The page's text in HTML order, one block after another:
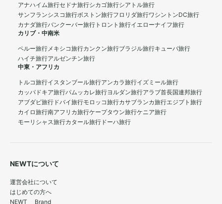
アナハイム旅行セドナ旅行シカゴ旅行シアトル旅行
サンフランシスコ旅行ボストン旅行フロリダ旅行ワシントンDC旅行
カナダ旅行バンクーバー旅行 トロント旅行イエローナイフ旅行
カリブ・中南米
ペルー旅行メキシコ旅行カンクン旅行ブラジル旅行キューバ旅行
ハイチ旅行アルゼンチン旅行
中東・アフリカ
トルコ旅行イスタンブール旅行アンカラ旅行イズミール旅行
カッパドキア旅行パムッカレ旅行ヨルダン旅行アラブ首長国連邦旅行
アブダビ旅行 ドバイ旅行モロッコ旅行カサブランカ旅行エジプト旅行
カイロ旅行南アフリカ旅行ケープタウン旅行ケニア旅行
モーリシャス旅行カタール旅行 ドーハ旅行
NEWTについて
運営会社について
はじめての方へ
NEWT Brand